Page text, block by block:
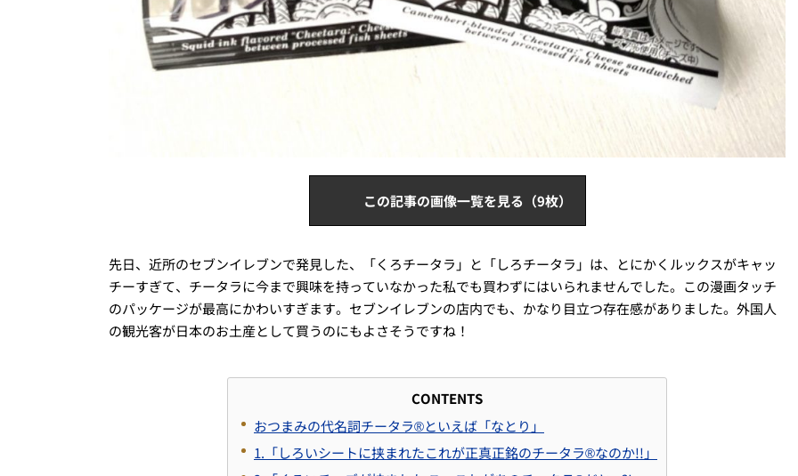
この記事の画像一覧を見る（9枚）
先日、近所のセブンイレブンで発見した、「くろチータラ」と「しろチータラ」は、とにかくルックスがキャッ
チーすぎて、チータラに今まで興味を持っていなかった私でも買わずにはいられませんでした。この漫画タッチ
のパッケージが最高にかわいすぎます。セブンイレブンの店内でも、かなり目立つ存在感がありました。外国人
の観光客が日本のお土産として買うのにもよさそうですね！
CONTENTS
おつまみの代名詞チータラ®といえば「なとり」
1.「しろいシートに挟まれたこれが正真正銘のチータラ®なのか!!」